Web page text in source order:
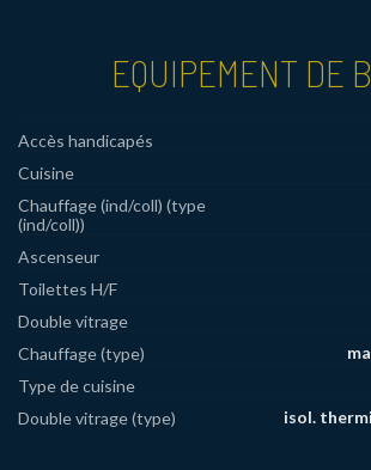
EQUIPEMENT DE
Accès handicapés
Cuisine
Chauffage (ind/coll) (type
(ind/coll))
Ascenseur
Toilettes H/F
Double vitrage
Chauffage (type)
Type de cuisine
Double vitrage (type)
isol.